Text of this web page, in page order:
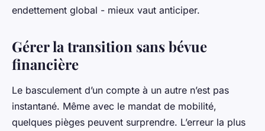
endettement global - mieux vaut anticiper.
Gérer la transition sans bévue
financière
Le basculement d’un compte à un autre n’est pas
instantané. Même avec le mandat de mobilité,
quelques pièges peuvent surprendre. L’erreur la plus